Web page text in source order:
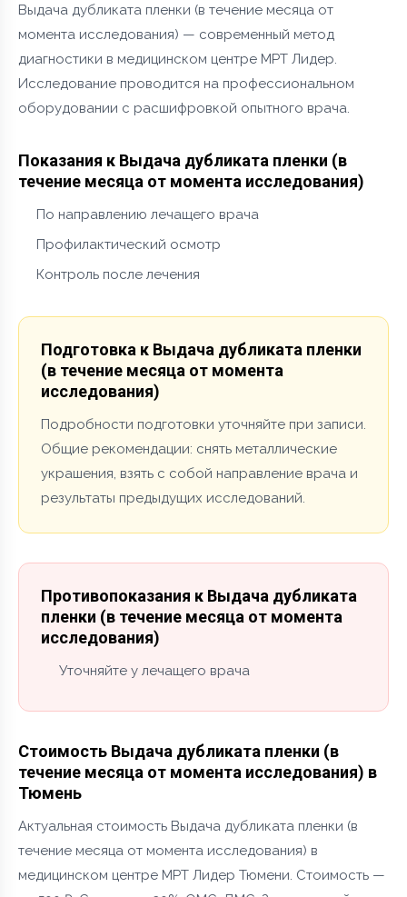
Выдача дубликата пленки (в течение месяца от
момента исследования) — современный метод
диагностики в медицинском центре МРТ Лидер.
Исследование проводится на профессиональном
оборудовании с расшифровкой опытного врача.
Показания к Выдача дубликата пленки (в
течение месяца от момента исследования)
По направлению лечащего врача
Профилактический осмотр
Контроль после лечения
Подготовка к Выдача дубликата пленки
(в течение месяца от момента
исследования)
Подробности подготовки уточняйте при записи.
Общие рекомендации: снять металлические
украшения, взять с собой направление врача и
результаты предыдущих исследований.
Противопоказания к Выдача дубликата
пленки (в течение месяца от момента
исследования)
Уточняйте у лечащего врача
Стоимость Выдача дубликата пленки (в
течение месяца от момента исследования) в
Тюмень
Актуальная стоимость Выдача дубликата пленки (в
течение месяца от момента исследования) в
медицинском центре МРТ Лидер Тюмени. Стоимость —